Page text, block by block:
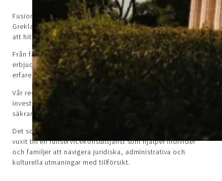
Fusion Consultancy är ett oberoende företag baserat i
Grekland, dedikerat till att hjälpa kunder från hela världen
att hitta vägen in i grekiskt liv och affärer.
Från fastighetsförvärv till boende och företagsbildning
erbjuder vi skräddarsytt stöd baserat på många års
erfarenhet och kulturell förståelse.
Vår resa började med ett enda uppdrag: att göra flytt,
investeringar och entreprenörskap i Grekland enklare och
säkrare.
Det som började som en lokal fastighetsmäklartjänst har
vuxit till en fullservicekonsulttjänst som hjälper individer
och familjer att navigera juridiska, administrativa och
kulturella utmaningar med tillförsikt.